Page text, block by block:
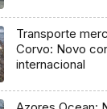
Transporte
Corvo: Novo
internacional